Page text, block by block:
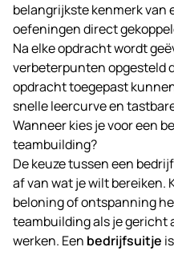
belangrijkste kenmerk
oefeningen direct
Na elke opdracht wordt
verbeterpunten opgesteld
opdracht toegepast
snelle leercurve en
Wanneer kies je voor een
teambuilding?
De keuze tussen een
af van wat je wilt bereiken.
beloning of ontspanning
teambuilding als je gericht
werken. Een bedrijfsuitje